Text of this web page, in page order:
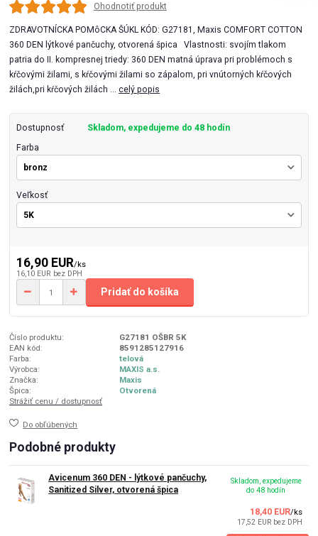
Ohodnotiť produkt
ZDRAVOTNÍCKA POMôCKA ŠÚKL KÓD: G27181, Maxis COMFORT COTTON
360 DEN lýtkové pančuchy, otvorená špica Vlastnosti: svojím tlakom
patria do II. kompresnej triedy: 360 DEN matná úprava pri problémoch s
kŕčovými žilami, s kŕčovými žilami so zápalom, pri vnútorných kŕčových
žilách,pri kŕčových žilách ...celý popis
Dostupnosť Skladom, expedujeme do 48 hodín
Farba
Veľkosť
16,90 EUR/ks
16,10 EUR bez DPH
Pridať do košíka
Číslo produktu:
G27181 OŠBR 5K
EAN kód:
8591285127916
Farba:
telová
Výrobca:
MAXIS a.s.
Značka:
Maxis
Špica:
Otvorená
Strážiť cenu / dostupnosť
Do obľúbených
Podobné produkty
Avicenum 360 DEN - lýtkové pančuchy,
Sanitized Silver, otvorená špica
18,40 EUR/ks
17,52 EUR bez DPH
Skladom, expedujeme
do 48 hodín